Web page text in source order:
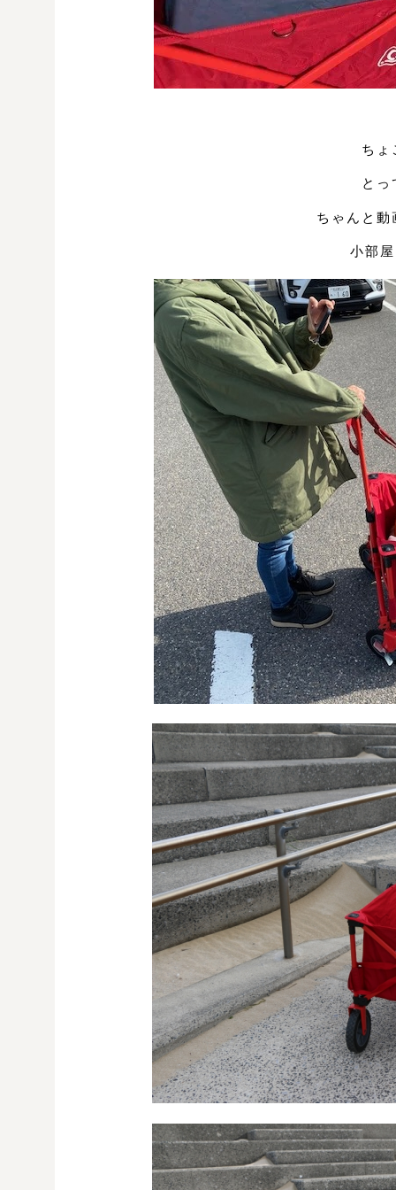
ちょ
とっ
ちゃんと
小部